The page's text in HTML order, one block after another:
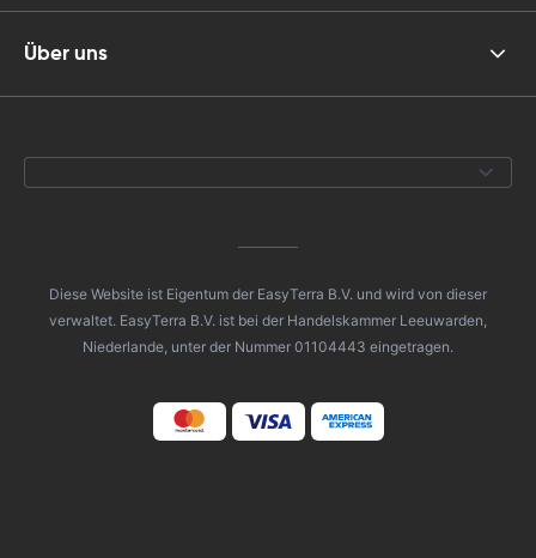
Über uns
Diese Website ist Eigentum der EasyTerra B.V. und wird von dieser
verwaltet. EasyTerra B.V. ist bei der Handelskammer Leeuwarden,
Niederlande, unter der Nummer 01104443 eingetragen.